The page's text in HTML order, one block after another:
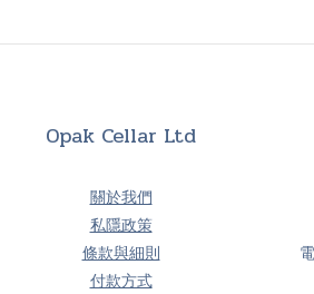
Opak Cellar Ltd
關於我們
私隱政策
條款與細則
付款方式